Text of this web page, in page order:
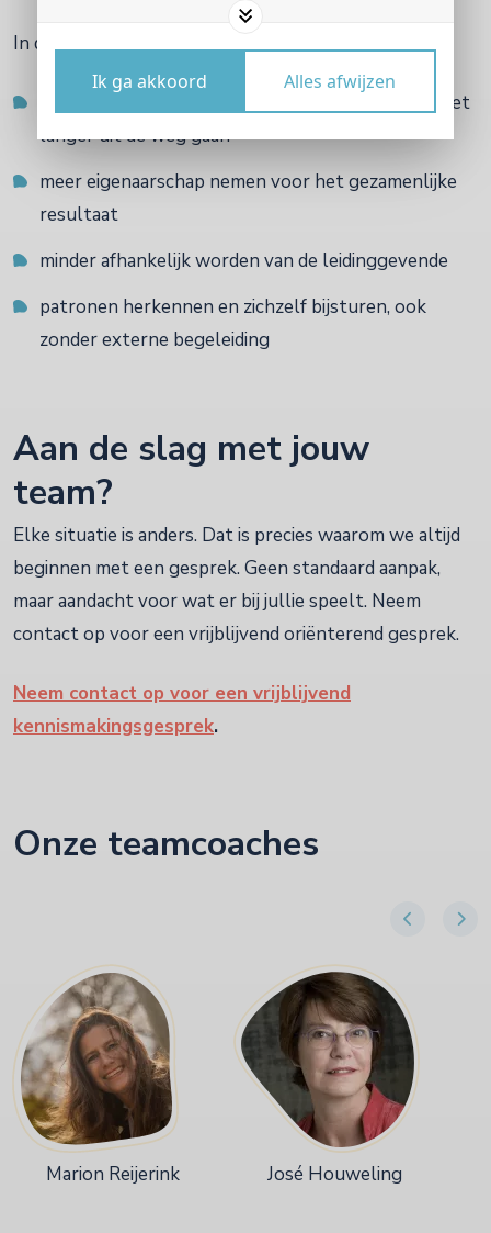
Ik ga akkoord Alles afwijzen
In de praktijk zien we teams:
opener communiceren en moeilijke gesprekken niet
langer uit de weg gaan
meer eigenaarschap nemen voor het gezamenlijke
resultaat
minder afhankelijk worden van de leidinggevende
patronen herkennen en zichzelf bijsturen, ook
zonder externe begeleiding
Aan de slag met jouw
team?
Elke situatie is anders. Dat is precies waarom we altijd
beginnen met een gesprek. Geen standaard aanpak,
maar aandacht voor wat er bij jullie speelt. Neem
contact op voor een vrijblijvend oriënterend gesprek.
Neem contact op voor een vrijblijvend
kennismakingsgesprek.
Onze teamcoaches
Marion Reijerink José Houweling